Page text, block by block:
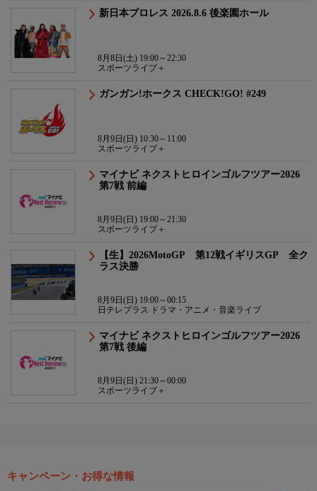
新日本プロレス 2026.8.6 後楽園ホール
8月8日(土) 19:00～22:30
スポーツライブ＋
ガンガン!ホークス CHECK!GO! #249
8月9日(日) 10:30～11:00
スポーツライブ＋
マイナビ ネクストヒロインゴルフツアー2026
第7戦 前編
8月9日(日) 19:00～21:30
スポーツライブ＋
【生】2026MotoGP 第12戦イギリスGP 全ク
ラス決勝
8月9日(日) 19:00～00:15
日テレプラス ドラマ・アニメ・音楽ライブ
マイナビ ネクストヒロインゴルフツアー2026
第7戦 後編
8月9日(日) 21:30～00:00
スポーツライブ＋
キャンペーン・お得な情報